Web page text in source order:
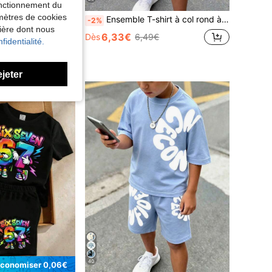
long pour garçons, convient pour le port quotidien décontracté, automne/hiver, transition saisonnière -2% Ensemble T-shirt à col rond à manches courtes et short décontracté simple pour jeune garçon, convient pour l'été, imprimé motif carré classique et frais, imprimé motif texte logo petit exquis et frais
Dès6,33€ 6,49€
0,06€ 40
du
de cookies
dont nous